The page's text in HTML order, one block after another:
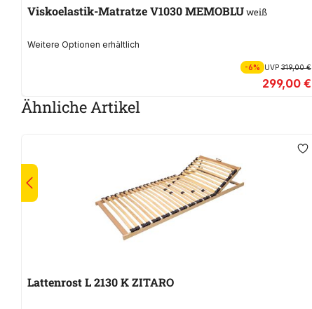
Viskoelastik-Matratze V1030 MEMOBLUweiß
Weitere Optionen erhältlich
-6% UVP319,00 €
299,00 €
Ähnliche Artikel
Lattenrost L 2130 K ZITARO